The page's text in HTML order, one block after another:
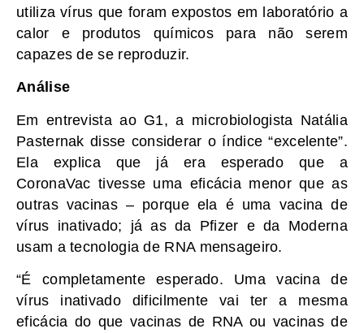
utiliza vírus que foram expostos em laboratório a
calor e produtos químicos para não serem
capazes de se reproduzir.
Análise
Em entrevista ao G1, a microbiologista Natália
Pasternak disse considerar o índice “excelente”.
Ela explica que já era esperado que a
CoronaVac tivesse uma eficácia menor que as
outras vacinas – porque ela é uma vacina de
vírus inativado; já as da Pfizer e da Moderna
usam a tecnologia de RNA mensageiro.
“É completamente esperado. Uma vacina de
vírus inativado dificilmente vai ter a mesma
eficácia do que vacinas de RNA ou vacinas de